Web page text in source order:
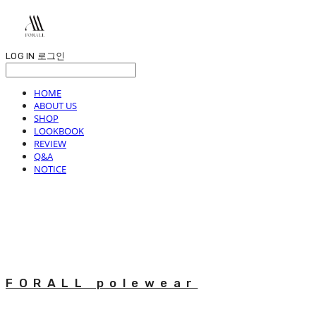
LOG IN 로그인
HOME
ABOUT US
SHOP
LOOKBOOK
REVIEW
Q&A
NOTICE
FORALL polewear